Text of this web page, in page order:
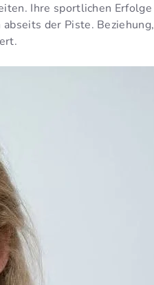
Ihre sportlichen Erfolge
der Piste. Beziehung,